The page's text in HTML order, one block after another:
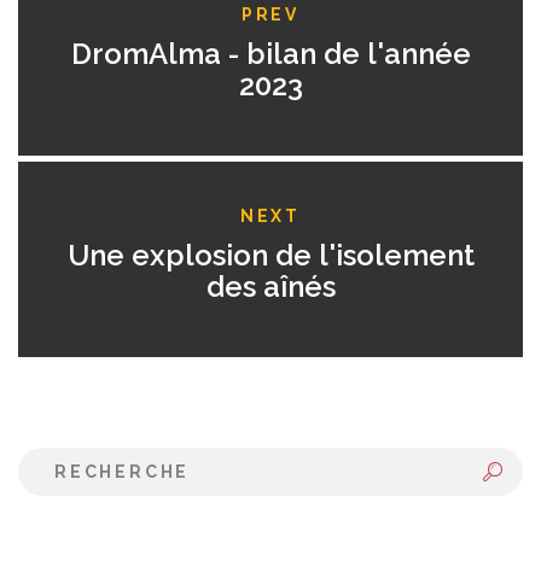
PREV
DromAlma - bilan de l'année
2023
NEXT
Une explosion de l'isolement
des aînés